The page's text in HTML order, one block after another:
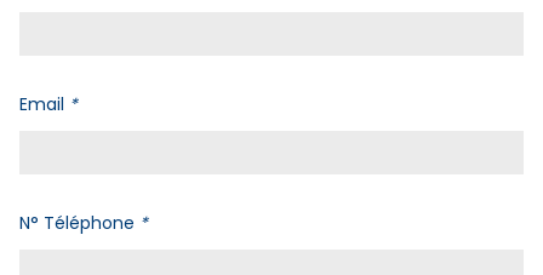
Email *
N° Téléphone *